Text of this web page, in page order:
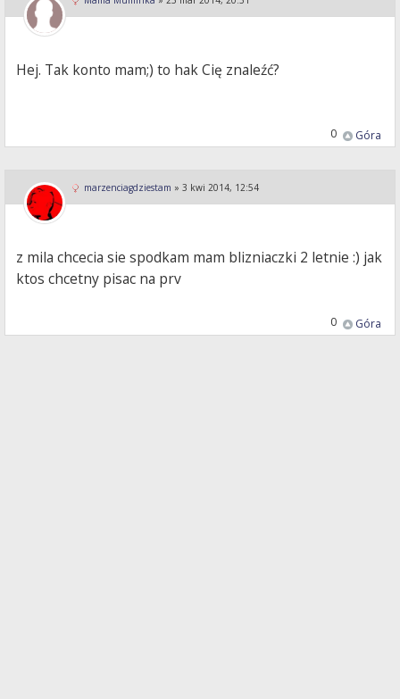
Hej. Tak konto mam;) to hak Cię znaleźć?
Góra
0
marzenciagdziestam » 3 kwi 2014, 12:54
z mila chcecia sie spodkam mam blizniaczki 2 letnie :) jak
ktos chcetny pisac na prv
Góra
0